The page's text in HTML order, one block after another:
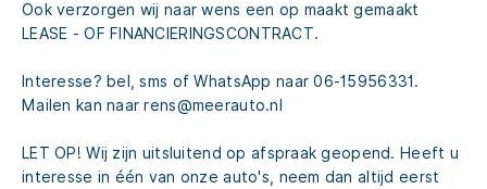
Ook verzorgen wij naar wens een op maakt gemaakt
LEASE - OF FINANCIERINGSCONTRACT.
Interesse? bel, sms of WhatsApp naar 06-15956331.
Mailen kan naar rens@meerauto.nl
LET OP! Wij zijn uitsluitend op afspraak geopend. Heeft u
interesse in één van onze auto's, neem dan altijd eerst